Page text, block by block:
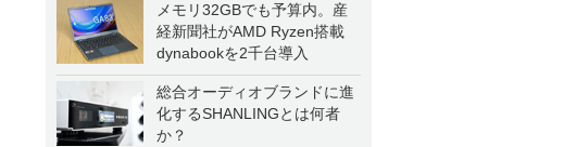
メモリ32GBでも予算内。産
経新聞社がAMD Ryzen搭載
dynabookを2千台導入
総合オーディオブランドに進
化するSHANLINGとは何者
か？